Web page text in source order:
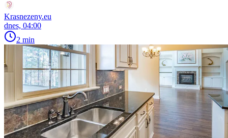
Krasnezeny.eu
dnes, 04:00
2 min